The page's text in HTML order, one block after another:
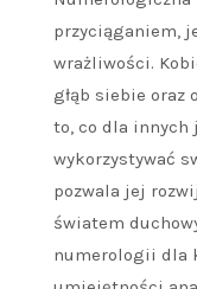
przyciąganiem,
wrażliwości.
głąb siebie oraz
to, co dla innych
wykorzystywać
pozwala jej
światem
numerologii dla